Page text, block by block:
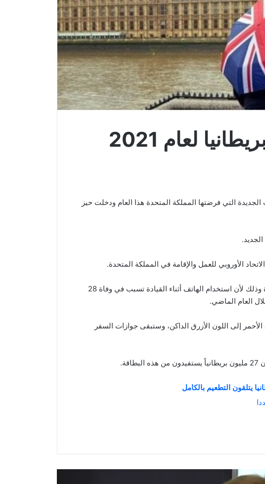
الجديدة التي فرضتها المملكة المتحدة هذا العام ودخلت حيز
3. تشديد عقوبة استخدام الهاتف المحمول أثناء القيادة وذلك لأن استخدام الهاتف أثناء القيادة تسبب في وفاة 28
إلى اللون الأزرق الداكن، وستبقى جوازات السفر